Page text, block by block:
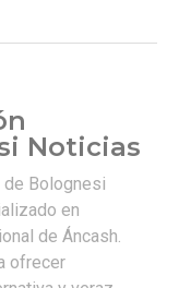
Noticias
Bolognesi
en
de Áncash.
ofrecer